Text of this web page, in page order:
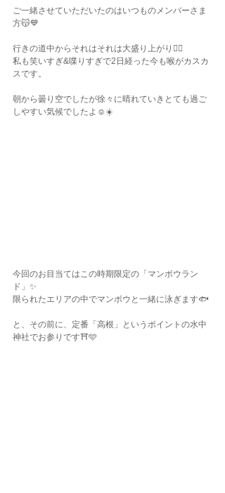
ご一緒させていただいたのはいつものメンバーさま
方😽💙
行きの道中からそれはそれは大盛り上がり✌🏾
私も笑いすぎ&喋りすぎで2日経った今も喉がカスカ
スです。
朝から曇り空でしたが徐々に晴れていきとても過ご
しやすい気候でしたよ☺️☀️
今回のお目当てはこの時期限定の「マンボウラン
ド」✨
限られたエリアの中でマンボウと一緒に泳ぎます🐟
と、その前に、定番「高根」というポイントの水中
神社でお参りです⛩️🩵